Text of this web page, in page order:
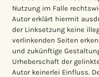
Nutzung im Falle
Autor erklärt hiermit
der Linksetzung keine
verlinkenden Seiten
und zukünftige
Urheberschaft der
Autor keinerlei Einfluss.